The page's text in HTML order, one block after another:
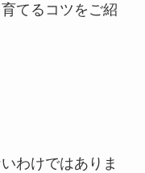
てるコツをご紹
わけではありま